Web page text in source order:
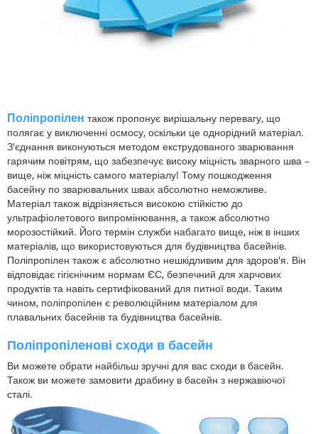
Поліпропілен також пропонує вирішальну перевагу, що
полягає у виключенні осмосу, оскільки це однорідний матеріал.
З'єднання виконуються методом екструдованого зварювання
гарячим повітрям, що забезпечує високу міцність зварного шва –
вище, ніж міцність самого матеріалу! Тому пошкодження
басейну по зварювальних швах абсолютно неможливе.
Матеріал також відрізняється високою стійкістю до
ультрафіолетового випромінювання, а також абсолютно
морозостійкий. Його термін служби набагато вище, ніж в інших
матеріалів, що використовуються для будівництва басейнів.
Поліпропілен також є абсолютно нешкідливим для здоров'я. Він
відповідає гігієнічним нормам ЄС, безпечний для харчових
продуктів та навіть сертифікований для питної води. Таким
чином, поліпропілен є революційним матеріалом для
плавальних басейнів та будівництва басейнів.
Поліпропіленові сходи в басейн
Ви можете обрати найбільш зручні для вас сходи в басейн.
Також ви можете замовити драбину в басейн з нержавіючої
сталі.